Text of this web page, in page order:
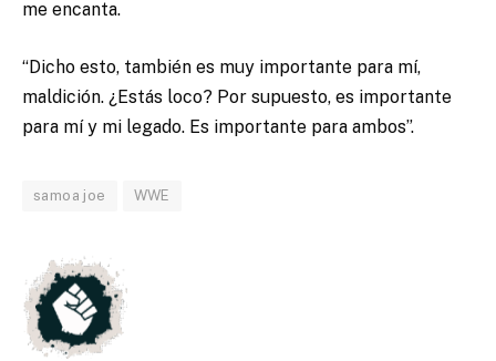
me encanta.
“Dicho esto, también es muy importante para mí,
maldición. ¿Estás loco? Por supuesto, es importante
para mí y mi legado. Es importante para ambos”.
samoa joe WWE